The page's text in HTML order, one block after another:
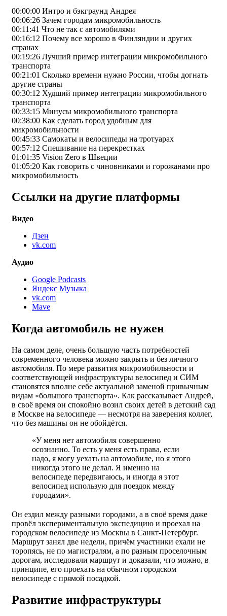
00:00:00 Интро и бэкграунд Андрея
00:06:26 Зачем городам микромобильность
00:11:41 Что не так с автомобилями
00:16:12 Почему все хорошо в Финляндии и других
странах
00:19:26 Лучший пример интеграции микромобильного
транспорта
00:21:01 Сколько времени нужно России, чтобы догнать
другие страны
00:30:12 Худший пример интеграции микромобильного
транспорта
00:33:15 Минусы микромобильного транспорта
00:38:00 Как сделать город удобным для
микромобильности
00:45:33 Самокаты и велосипеды на тротуарах
00:57:12 Спешивание на перекрестках
01:01:35 Vision Zero в Швеции
01:05:20 Как говорить с чиновниками и горожанами про
микромобильность
Ссылки на другие платформы
Видео
Дзен
vk.com
Аудио
Google Podcasts
Яндекс Музыка
vk.com
Mave
Когда автомобиль не нужен
На самом деле, очень большую часть потребностей
современного человека можно закрыть и без личного
автомобиля. По мере развития микромобильности и
соответствующей инфраструктуры велосипед и СИМ
становятся вполне себе актуальной заменой привычным
видам «большого транспорта». Как рассказывает Андрей,
в своё время он спокойно возил своих детей в детский сад
в Москве на велосипеде — несмотря на заверения коллег,
что без машины он не обойдётся.
«У меня нет автомобиля совершенно
осознанно. То есть у меня есть права, если
надо, я могу уехать на автомобиле, но я этого
никогда этого не делал. Я именно на
велосипеде передвигаюсь, и иногда я этот
велосипед использую для поездок между
городами».
Он ездил между разными городами, а в своё время даже
провёл экспериментальную экспедицию и проехал на
городском велосипеде из Москвы в Санкт-Петербург.
Маршрут занял две недели, причём участники ехали не
торопясь, не по магистралям, а по разным проселочным
дорогам, исследовали маршрут и доказали, что можно, в
принципе, его проехать на обычном городском
велосипеде с прямой посадкой.
Развитие инфраструктуры